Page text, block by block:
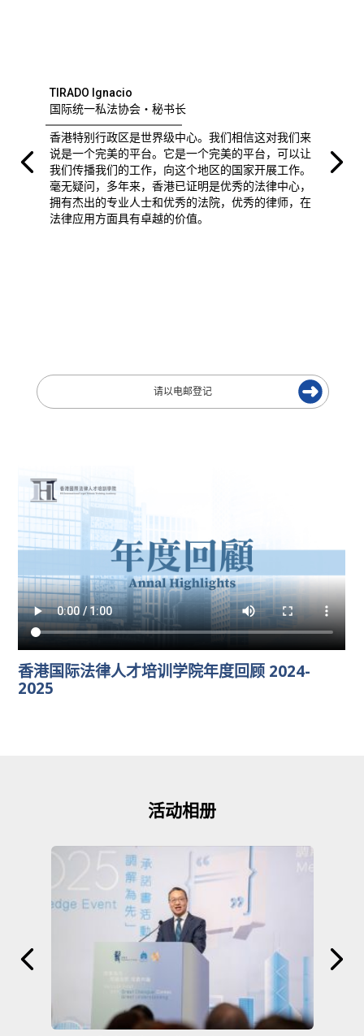
TIRADO Ignacio
国际统一私法协会・秘书长
香港特别行政区是世界级中心。我们相信这对我们来
说是一个完美的平台。它是一个完美的平台，可以让
我们传播我们的工作，向这个地区的国家开展工作。
毫无疑问，多年来，香港已证明是优秀的法律中心，
拥有杰出的专业人士和优秀的法院，优秀的律师，在
法律应用方面具有卓越的价值。
香港国际法律人才培训学院年度回顾 2024-
2025
活动相册